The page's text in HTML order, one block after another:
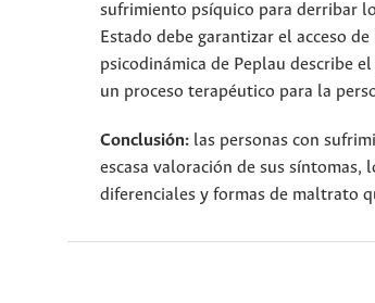
sufrimiento psíquico para derribar
Estado debe garantizar el acceso
psicodinámica de Peplau describe
un proceso terapéutico para la
Conclusión: las personas con
escasa valoración de sus
diferenciales y formas de maltrato